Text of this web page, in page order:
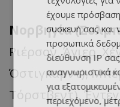
Νορβηγία
Ριέρσον, Άγιερ,
Όστιγκαρντ),
Τόρστβεντ),
έχουμε
συσκευή σας και
προσωπικά
διεύθυνση IP
αναγνωριστικά
για
περιεχόμενο,